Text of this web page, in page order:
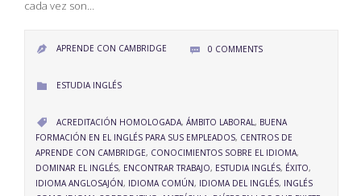
cada vez son…
 APRENDE CON CAMBRIDGE  0 COMMENTS
 CATEGORY
ESTUDIA INGLÉS
 CATEGORY
ACREDITACIÓN HOMOLOGADA, ÁMBITO LABORAL, BUENA
FORMACIÓN EN EL INGLÉS PARA SUS EMPLEADOS, CENTROS DE
APRENDE CON CAMBRIDGE, CONOCIMIENTOS SOBRE EL IDIOMA,
DOMINAR EL INGLÉS, ENCONTRAR TRABAJO, ESTUDIA INGLÉS, ÉXITO,
IDIOMA ANGLOSAJÓN, IDIOMA COMÚN, IDIOMA DEL INGLÉS, INGLÉS